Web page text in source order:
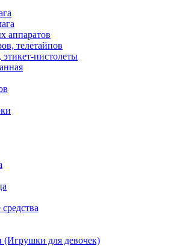
аппаратов
телетайпов
пистолеты
(Игрушки для девочек)